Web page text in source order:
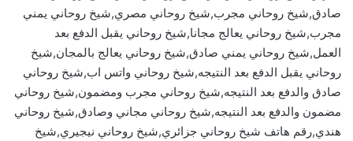
صادق,شيخ روحاني مجرب,شيخ روحاني مصري,شيخ روحاني يمني
مجرب,شيخ روحاني يعالج مجانا,شيخ روحاني يقبل الدفع بعد
العمل,شيخ روحاني يمني صادق,شيخ روحاني يعالج بالمجان,شيخ
روحاني يقبل الدفع بعد النتيجه,شيخ روحاني واتس اب,شيخ روحاني
صادق والدفع بعد النتيجه,شيخ روحاني مجرب ومضمون,شيخ روحاني
مضمون والدفع بعد النتيجه,شيخ روحاني مجاني وصادق,شيخ روحاني
هندي,رقم هاتف شيخ روحاني جزائري,شيخ روحاني نيجيري,شيخ